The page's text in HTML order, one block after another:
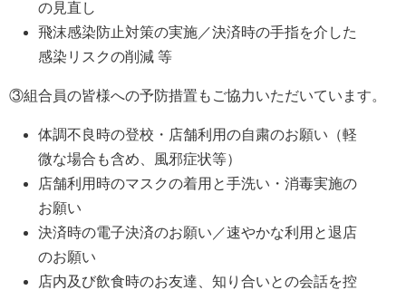
の見直し
飛沫感染防止対策の実施／決済時の手指を介した
感染リスクの削減 等
③組合員の皆様への予防措置もご協力いただいています。
体調不良時の登校・店舗利用の自粛のお願い（軽
微な場合も含め、風邪症状等）
店舗利用時のマスクの着用と手洗い・消毒実施の
お願い
決済時の電子決済のお願い／速やかな利用と退店
のお願い
店内及び飲食時のお友達、知り合いとの会話を控